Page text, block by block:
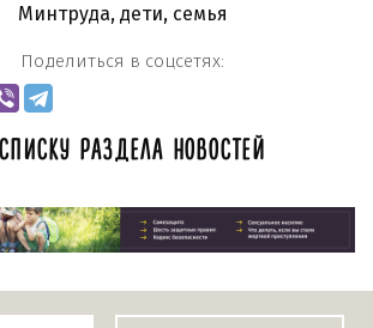
Минтруда, дети, семья
Поделиться в соцсетях:
РАЗДЕЛА НОВОСТЕЙ